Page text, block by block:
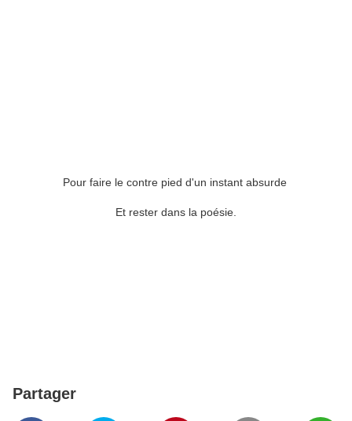
Pour faire le contre pied d'un instant absurde
Et rester dans la poésie.
Partager